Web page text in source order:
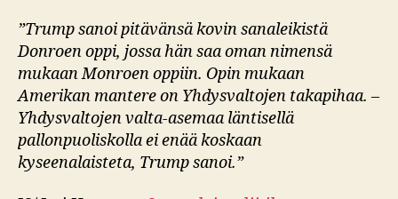
”Trump sanoi pitävänsä kovin sanaleikistä
Donroen oppi, jossa hän saa oman nimensä
mukaan Monroen oppiin. Opin mukaan
Amerikan mantere on Yhdysvaltojen takapihaa. –
Yhdysvaltojen valta-asemaa läntisellä
pallonpuoliskolla ei enää koskaan
kyseenalaisteta, Trump sanoi.”